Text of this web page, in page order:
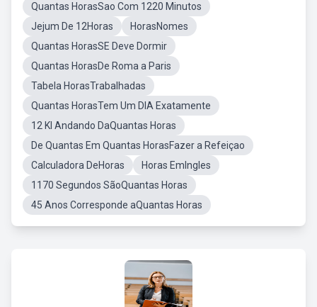
Quantas HorasSao Com 1220 Minutos
Jejum De 12Horas
HorasNomes
Quantas HorasSE Deve Dormir
Quantas HorasDe Roma a Paris
Tabela HorasTrabalhadas
Quantas HorasTem Um DIA Exatamente
12 Kl Andando DaQuantas Horas
De Quantas Em Quantas HorasFazer a Refeiçao
Calculadora DeHoras
Horas EmIngles
1170 Segundos SãoQuantas Horas
45 Anos Corresponde aQuantas Horas